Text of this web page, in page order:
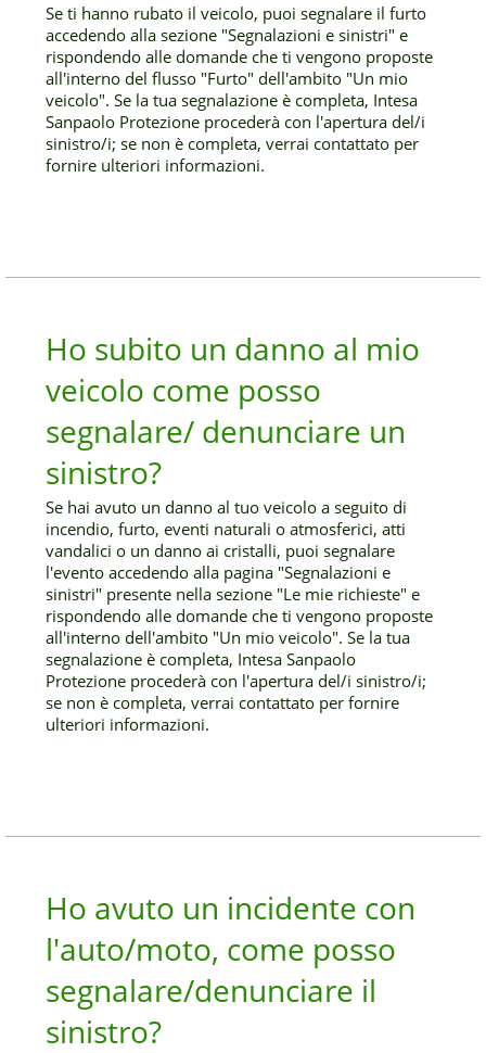
Se ti hanno rubato il veicolo, puoi segnalare il furto
accedendo alla sezione "Segnalazioni e sinistri" e
rispondendo alle domande che ti vengono proposte
all'interno del flusso "Furto" dell'ambito "Un mio
veicolo". Se la tua segnalazione è completa, Intesa
Sanpaolo Protezione procederà con l'apertura del/i
sinistro/i; se non è completa, verrai contattato per
fornire ulteriori informazioni.
Ho subito un danno al mio
veicolo come posso
segnalare/ denunciare un
sinistro?
Se hai avuto un danno al tuo veicolo a seguito di
incendio, furto, eventi naturali o atmosferici, atti
vandalici o un danno ai cristalli, puoi segnalare
l'evento accedendo alla pagina "Segnalazioni e
sinistri" presente nella sezione "Le mie richieste" e
rispondendo alle domande che ti vengono proposte
all'interno dell'ambito "Un mio veicolo". Se la tua
segnalazione è completa, Intesa Sanpaolo
Protezione procederà con l'apertura del/i sinistro/i;
se non è completa, verrai contattato per fornire
ulteriori informazioni.
Ho avuto un incidente con
l'auto/moto, come posso
segnalare/denunciare il
sinistro?